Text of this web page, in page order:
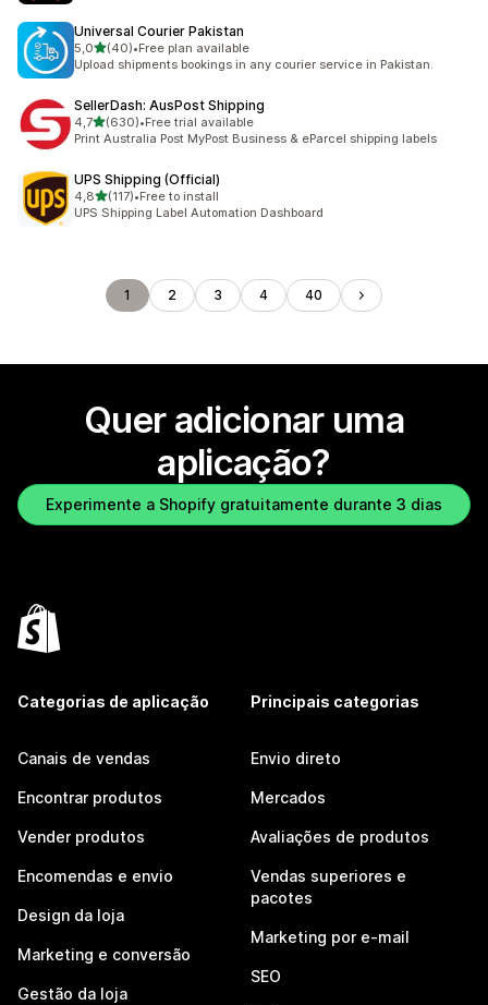
Universal Courier Pakistan
5,0de 5 estrelas
(40)
40 total de avaliações
•Free plan available
Upload shipments bookings in any courier service in Pakistan.
SellerDash: AusPost Shipping
4,7de 5 estrelas
(630)
630 total de avaliações
•Free trial available
Print Australia Post MyPost Business & eParcel shipping labels
UPS Shipping (Official)
4,8de 5 estrelas
(117)
117 total de avaliações
•Free to install
UPS Shipping Label Automation Dashboard
1 2 3 4 40
Quer adicionar uma
aplicação?
Experimente a Shopify gratuitamente durante 3 dias
Categorias de aplicação
Canais de vendas
Encontrar produtos
Vender produtos
Encomendas e envio
Design da loja
Marketing e conversão
Gestão da loja
Principais categorias
Envio direto
Mercados
Avaliações de produtos
Vendas superiores e
pacotes
Marketing por e-mail
SEO